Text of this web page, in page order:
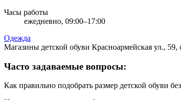
Часы работы
ежедневно, 09:00–17:00
Одежда
Магазины детской обуви Красноармейская ул., 59,
Часто задаваемые вопросы:
Как правильно подобрать размер детской обуви